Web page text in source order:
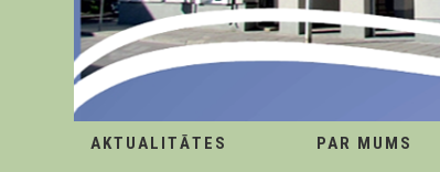
AKTUALITĀTES PAR MUMS